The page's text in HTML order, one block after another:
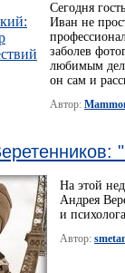
Сегодня
Иван не
заболев
любимым
он сам и
Автор:
На этой
Андрея
и
Автор: